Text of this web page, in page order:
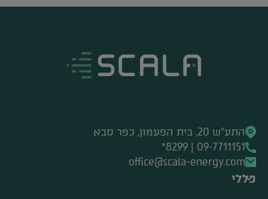
התע"ש 20, בית הפעמון, כפר סבא
09-7711151 | 8299*
office@scala-energy.com
כללי